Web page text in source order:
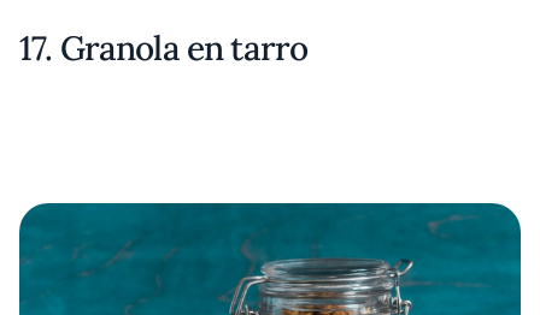
17. Granola en tarro